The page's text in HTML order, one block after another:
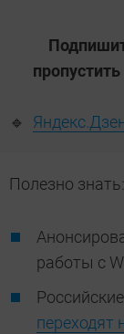
🔹
Полезно знать:
работы с
переходят